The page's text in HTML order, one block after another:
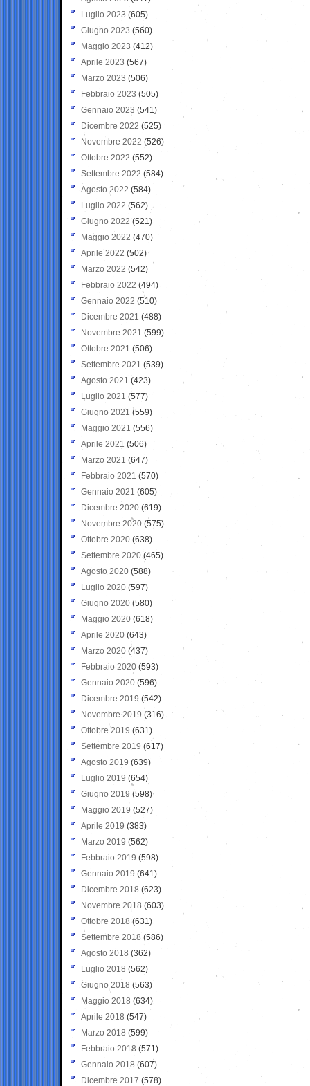
Luglio 2023 (605)
Giugno 2023 (560)
Maggio 2023 (412)
Aprile 2023 (567)
Marzo 2023 (506)
Febbraio 2023 (505)
Gennaio 2023 (541)
Dicembre 2022 (525)
Novembre 2022 (526)
Ottobre 2022 (552)
Settembre 2022 (584)
Agosto 2022 (584)
Luglio 2022 (562)
Giugno 2022 (521)
Maggio 2022 (470)
Aprile 2022 (502)
Marzo 2022 (542)
Febbraio 2022 (494)
Gennaio 2022 (510)
Dicembre 2021 (488)
Novembre 2021 (599)
Ottobre 2021 (506)
Settembre 2021 (539)
Agosto 2021 (423)
Luglio 2021 (577)
Giugno 2021(559)
Maggio 2021 (556)
Aprile 2021 (506)
Marzo 2021 (647)
Febbraio 2021 (570)
Gennaio 2021 (605)
Dicembre 2020 (619)
Novembre 2020 (575)
Ottobre 2020 (638)
Settembre 2020(465)
Agosto 2020 (588)
Luglio 2020 (597)
Giugno 2020 (580)
Maggio 2020 (618)
Aprile 2020 (643)
Marzo 2020 (437)
Febbraio 2020 (593)
Gennaio 2020 (596)
Dicembre 2019 (542)
Novembre 2019 (316)
Ottobre 2019 (631)
Settembre 2019 (617)
Agosto 2019 (639)
Luglio 2019 (654)
Giugno 2019 (598)
Maggio 2019 (527)
Aprile 2019 (383)
Marzo 2019 (562)
Febbraio 2019 (598)
Gennaio 2019 (641)
Dicembre 2018 (623)
Novembre 2018 (603)
Ottobre 2018 (631)
Settembre 2018 (586)
Agosto 2018 (362)
Luglio 2018 (562)
Giugno 2018 (563)
Maggio 2018 (634)
Aprile 2018 (547)
Marzo 2018 (599)
Febbraio 2018 (571)
Gennaio 2018 (607)
Dicembre 2017 (578)